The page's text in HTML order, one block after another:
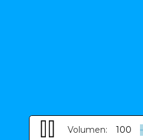
Volumen: 100